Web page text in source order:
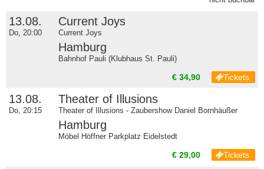
13.08.
Do, 20:00
Current Joys
Current Joys
Hamburg
Bahnhof Pauli (Klubhaus St. Pauli)
€ 34,90 Tickets
13.08.
Do, 20:15
Theater of Illusions
Theater of Illusions - Zaubershow Daniel Bornhäußer
Hamburg
Möbel Höffner Parkplatz Eidelstedt
€ 29,00 Tickets